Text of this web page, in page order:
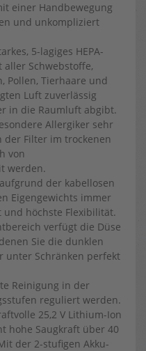
einer Handbewegung
und unkompliziert
5-lagiges HEPA-
aller Schwebstoffe,
Pollen, Tierhaare und
Luft zuverlässig
in die Raumluft abgibt.
Allergiker sehr
der Filter im trockenen
von
werden.
der kabellosen
Eigengewichts immer
höchste Flexibilität.
verfügt die Düse
Sie die dunklen
unter Schränken perfekt
Reinigung in der
reguliert werden.
25,2 V Lithium-Ion
hohe Saugkraft über 40
der 2-stufigen Akku-